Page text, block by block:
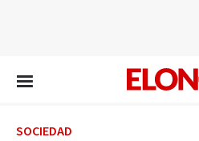
SOCIEDAD